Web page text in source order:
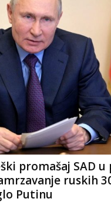
promašaj SAD u
ruskih
Putinu